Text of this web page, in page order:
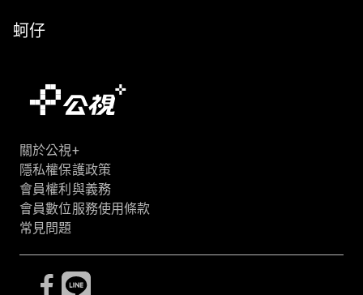
蚵仔
關於公視+
隱私權保護政策
會員權利與義務
會員數位服務使用條款
常見問題